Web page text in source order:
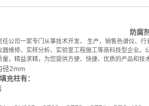
防腐
公司一家专门从事技术开发、 生产，销售色谱仪、
维修、实样分析、实验室工程施工等高科技型企业
，精益求精，为您提供方便、快捷、优质的产品和技
径2mm
充柱有：